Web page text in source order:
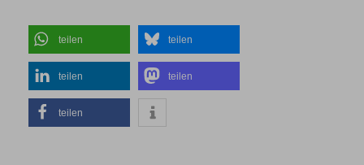
teilen teilen
teilen teilen
teilen